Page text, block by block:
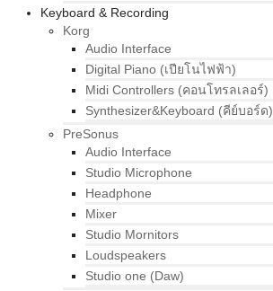
Keyboard & Recording
Korg
Audio Interface
Digital Piano (เปียโนไฟฟ้า)
Midi Controllers (คอนโทรลเลอร์)
Synthesizer&Keyboard (คีย์บอร์ด)
PreSonus
Audio Interface
Studio Microphone
Headphone
Mixer
Studio Mornitors
Loudspeakers
Studio one (Daw)